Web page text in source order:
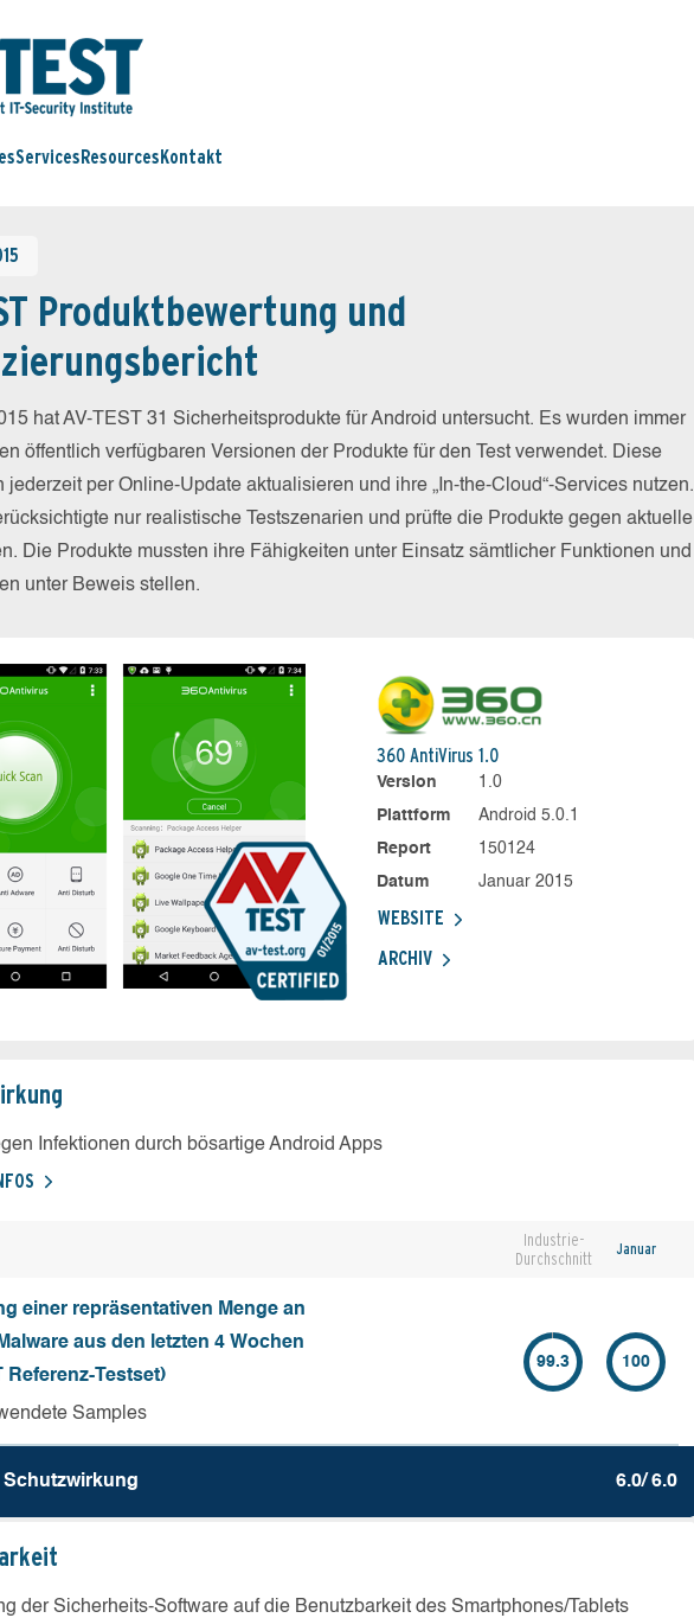
Services Resources Kontakt
Produktbewertung und
hat AV-TEST 31 Sicherheitsprodukte für Android untersucht. Es wurden immer
öffentlich verfügbaren Versionen der Produkte für den Test verwendet. Diese
jederzeit per Online-Update aktualisieren und ihre „In-the-Cloud“-Services nutzen.
nur realistische Testszenarien und prüfte die Produkte gegen aktuelle
Die Produkte mussten ihre Fähigkeiten unter Einsatz sämtlicher Funktionen und
unter Beweis stellen.
360 AntiVirus 1.0
Version
1.0
Plattform
Android 5.0.1
Report
150124
Datum
Januar 2015
WEBSITE
ARCHIV
Infektionen durch bösartige Android Apps
Industrie-
Durchschnitt
Januar
einer repräsentativen Menge an
aus den letzten 4 Wochen
Referenz-Testset)
Samples
99.3 100
Schutz­wirkung 6.0/ 6.0
der Sicherheits-Software auf die Benutzbarkeit des Smartphones/Tablets